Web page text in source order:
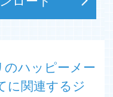
つけて下さい。
ハッピーメー
に関連するジ